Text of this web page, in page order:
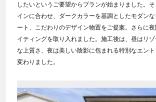
したいというご要望からプランが始まりました。
インに合わせ、ダークカラーを基調としたモダン
ート、こだわりのデザイン物置をご提案。さらに
イティングを取り入れました。施工後は、昼はリ
な上質さ、夜は美しい陰影に包まれる特別なエン
変わりました。